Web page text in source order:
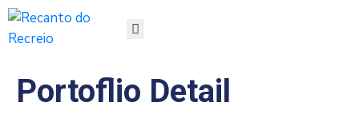
SOBRE
GESTÃO
Portoflio Detail